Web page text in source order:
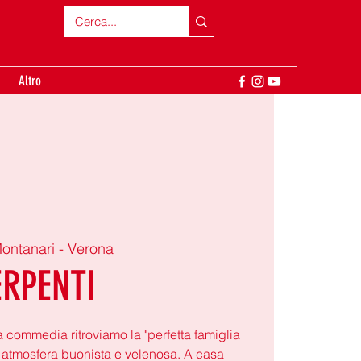
Altro
- Verona
ritroviamo la "perfetta famiglia
buonista e velenosa. A casa